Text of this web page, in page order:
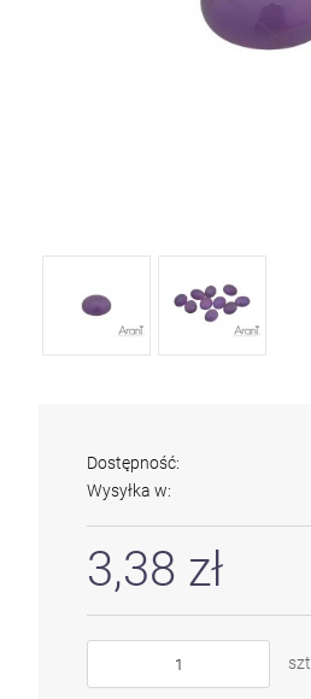
Dostępność:
Wysyłka w:
3,38 zł
szt.